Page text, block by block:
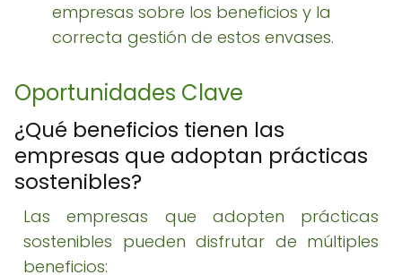
empresas sobre los beneficios y la
correcta gestión de estos envases.
Oportunidades Clave
¿Qué beneficios tienen las
empresas que adoptan prácticas
sostenibles?
Las empresas que adopten prácticas
sostenibles pueden disfrutar de múltiples
beneficios: